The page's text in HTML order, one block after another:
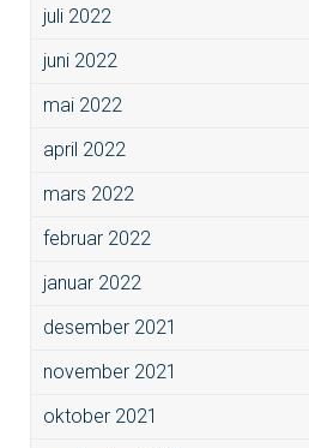
juli 2022
juni 2022
mai 2022
april 2022
mars 2022
februar 2022
januar 2022
desember 2021
november 2021
oktober 2021